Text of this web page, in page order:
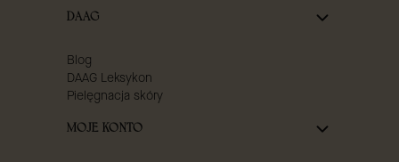
DAAG
Blog
DAAG Leksykon
Pielęgnacja skóry
MOJE KONTO